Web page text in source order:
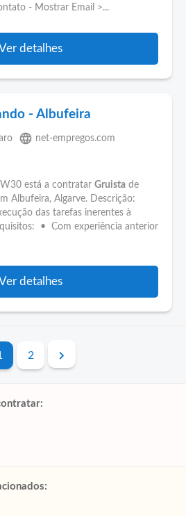
- Mostrar Email >...
detalhes
- Albufeira
language net-empregos.com
está a contratar Gruista de
Albufeira, Algarve. Descrição:
das tarefas inerentes à
• Com experiência anterior
detalhes
2